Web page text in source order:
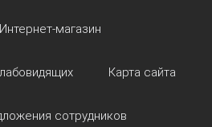
Интернет-магазин
Карта сайта
сотрудников